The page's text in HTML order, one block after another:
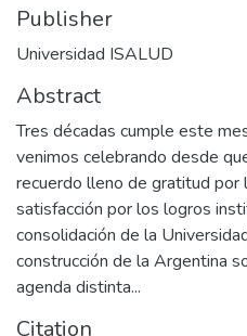
Publisher
Universidad ISALUD
Abstract
Tres décadas cumple este
venimos celebrando desde
recuerdo lleno de gratitud por
satisfacción por los logros
consolidación de la
construcción de la Argentina
agenda distinta...
Citation